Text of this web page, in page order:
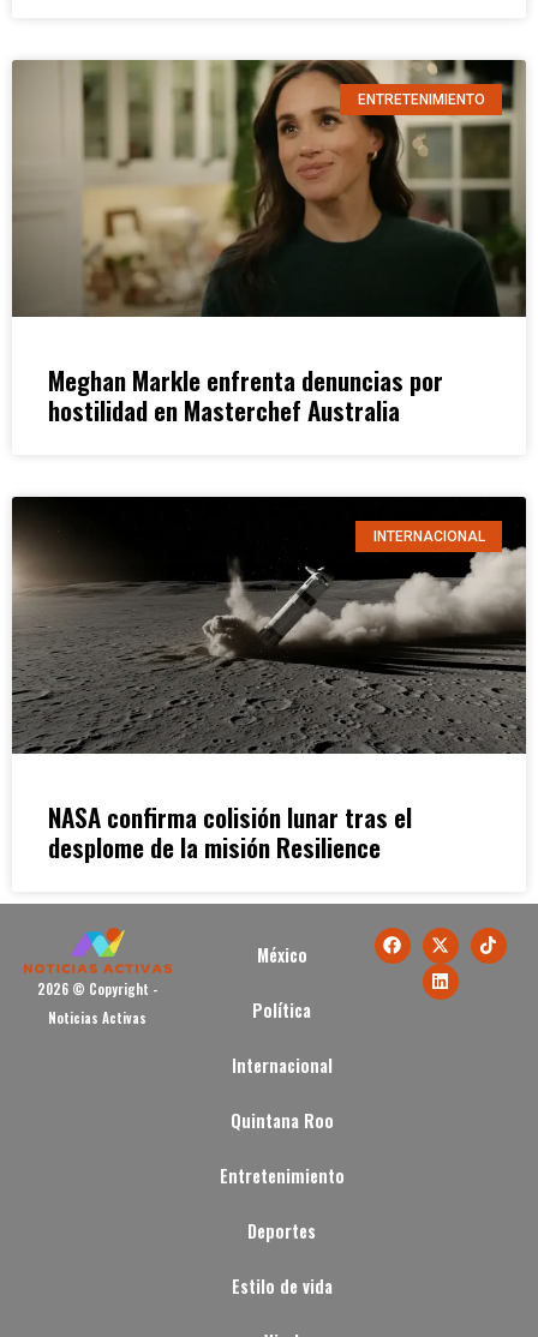
ENTRETENIMIENTO
Meghan Markle enfrenta denuncias por
hostilidad en Masterchef Australia
INTERNACIONAL
NASA confirma colisión lunar tras el
desplome de la misión Resilience
2026 © Copyright -
Noticias Activas
México
Política
Internacional
Quintana Roo
Entretenimiento
Deportes
Estilo de vida